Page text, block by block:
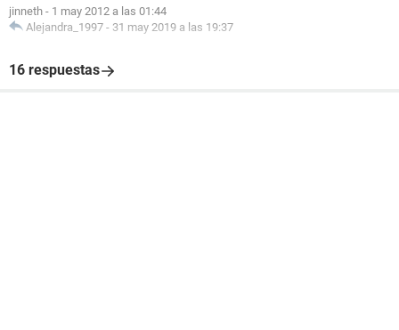
jinneth - 1 may 2012 a las 01:44
Alejandra_1997 - 31 may 2019 a las 19:37
16 respuestas